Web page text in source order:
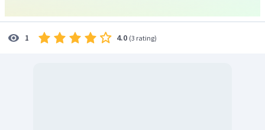
1 4.0 (3 rating)